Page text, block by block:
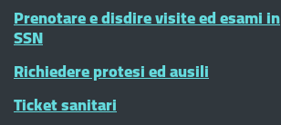
Prenotare e disdire visite ed esami in
SSN
Richiedere protesi ed ausili
Ticket sanitari